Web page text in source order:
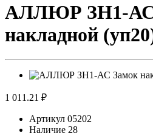
АЛЛЮР ЗН1-АС
накладной
1 011.21 ₽
Артикул 05202
Наличие 28